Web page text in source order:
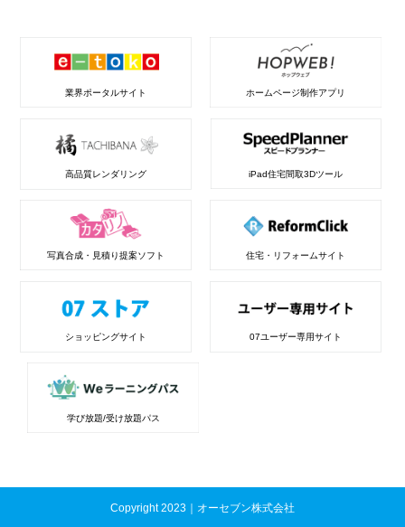
業界ポータルサイト ホームページ制作アプリ
高品質レンダリング iPad住宅間取3Dツール
写真合成・見積り提案ソフト 住宅・リフォームサイト
ショッピングサイト 07ユーザー専用サイト
学び放題/受け放題パス
Copyright 2023｜オーセブン株式会社